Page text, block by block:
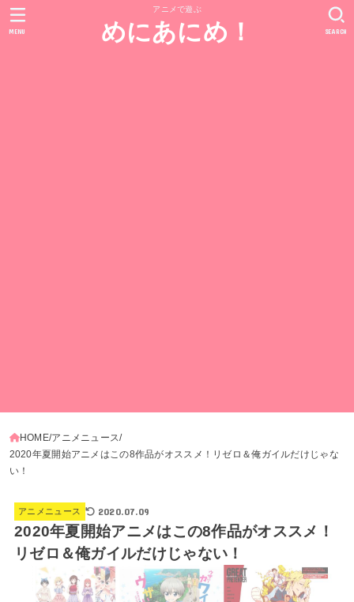
アニメで遊ぶ
めにあにめ！ SEARCH
MENU
HOME アニメニュース
2020年夏開始アニメはこの8作品がオススメ！リゼロ＆俺ガイルだけじゃな
い！
アニメニュース 2020.07.09
2020年夏開始アニメはこの8作品がオススメ！
リゼロ＆俺ガイルだけじゃない！